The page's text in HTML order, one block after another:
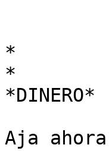
*
*
*DINERO*
Aja